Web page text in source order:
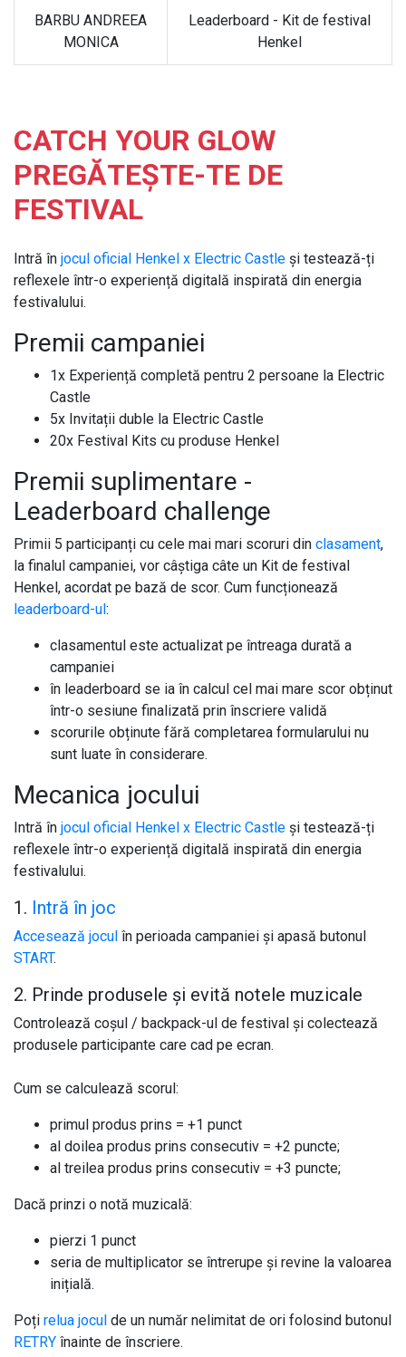
BARBU ANDREEA
MONICA
Leaderboard - Kit de festival
Henkel
CATCH YOUR GLOW
PREGĂTEȘTE-TE DE
FESTIVAL
Intră în jocul oficial Henkel x Electric Castle și testează-ți
reflexele într-o experiență digitală inspirată din energia
festivalului.
Premii campaniei
1x Experiență completă pentru 2 persoane la Electric
Castle
5x Invitații duble la Electric Castle
20x Festival Kits cu produse Henkel
Premii suplimentare -
Leaderboard challenge
Primii 5 participanți cu cele mai mari scoruri din clasament,
la finalul campaniei, vor câștiga câte un Kit de festival
Henkel, acordat pe bază de scor. Cum funcționează
leaderboard-ul:
clasamentul este actualizat pe întreaga durată a
campaniei
în leaderboard se ia în calcul cel mai mare scor obținut
într-o sesiune finalizată prin înscriere validă
scorurile obținute fără completarea formularului nu
sunt luate în considerare.
Mecanica jocului
Intră în jocul oficial Henkel x Electric Castle și testează-ți
reflexele într-o experiență digitală inspirată din energia
festivalului.
1. Intră în joc
Accesează jocul în perioada campaniei și apasă butonul
START.
2. Prinde produsele și evită notele muzicale
Controlează coșul / backpack-ul de festival și colectează
produsele participante care cad pe ecran.
Cum se calculează scorul:
primul produs prins = +1 punct
al doilea produs prins consecutiv = +2 puncte;
al treilea produs prins consecutiv = +3 puncte;
Dacă prinzi o notă muzicală:
pierzi 1 punct
seria de multiplicator se întrerupe și revine la valoarea
inițială.
Poți relua jocul de un număr nelimitat de ori folosind butonul
RETRY înainte de înscriere.